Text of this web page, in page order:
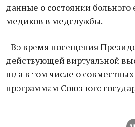
данные о состоянии
медиков в медслужбы.
- Во время посещения
действующей виртуальной
шла в том числе о совместных
программам Союзного